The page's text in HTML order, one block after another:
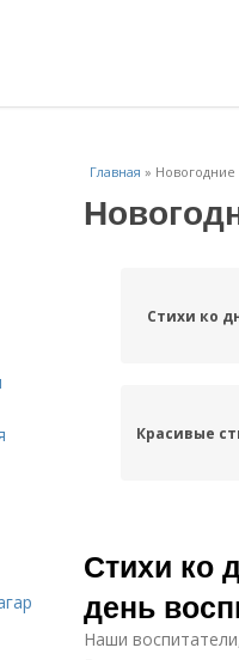
Главная » Новогодние
Стихи ко
Красивые
Стихи ко
день
Наши